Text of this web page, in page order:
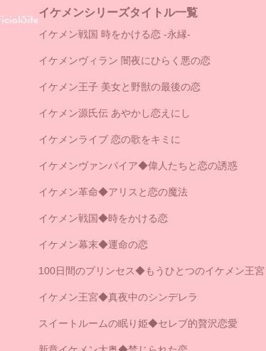
イケメンシリーズタイトル一覧
イケメン戦国 時をかける恋 -永縁-
イケメンヴィラン 闇夜にひらく悪の恋
イケメン王子 美女と野獣の最後の恋
イケメン源氏伝 あやかし恋えにし
イケメンライブ 恋の歌をキミに
イケメンヴァンパイア◆偉人たちと恋の誘惑
イケメン革命◆アリスと恋の魔法
イケメン戦国◆時をかける恋
イケメン幕末◆運命の恋
100日間のプリンセス◆もうひとつのイケメン王宮
イケメン王宮◆真夜中のシンデレラ
スイートルームの眠り姫◆セレブ的贅沢恋愛